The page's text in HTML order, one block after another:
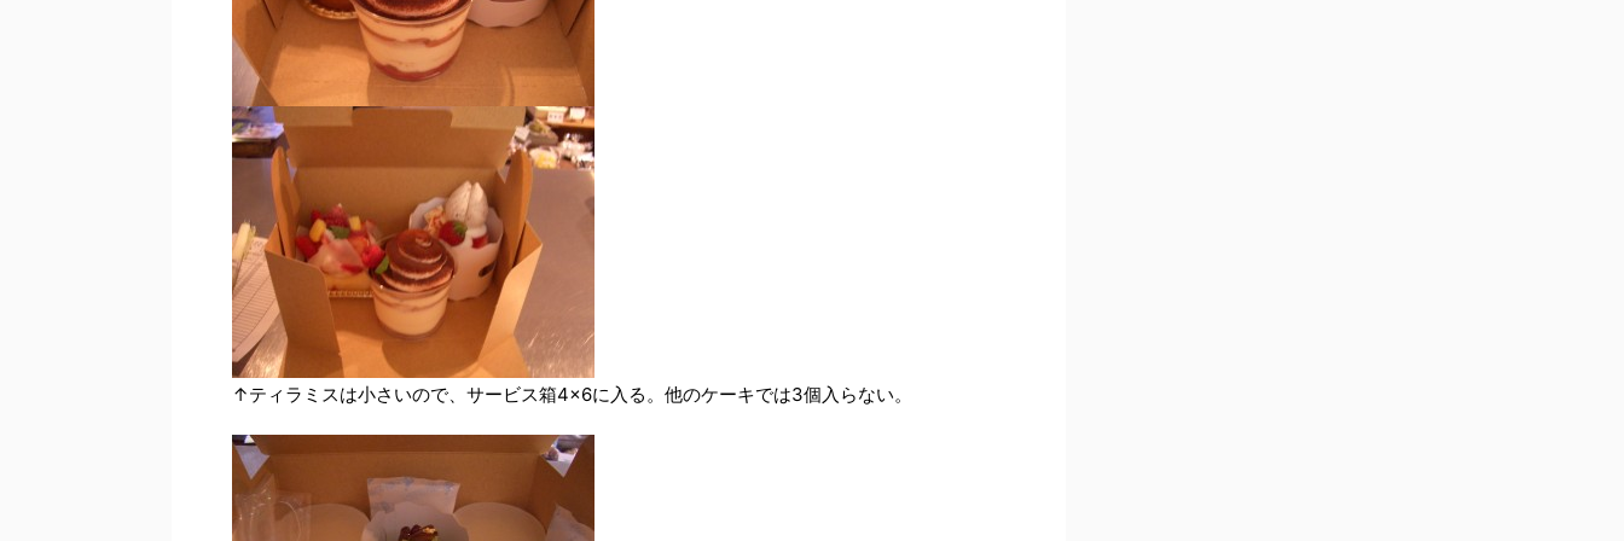
↑ティラミスは小さいので、サービス箱4×6に入る。他のケーキでは3個入らない。